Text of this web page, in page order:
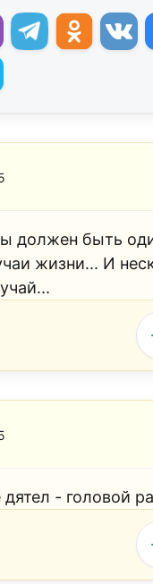
должен быть
жизни... И
- головой